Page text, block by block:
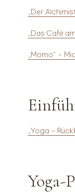
„Der
„Das Café
„Momo“ –
„Yoga –
Yoga-